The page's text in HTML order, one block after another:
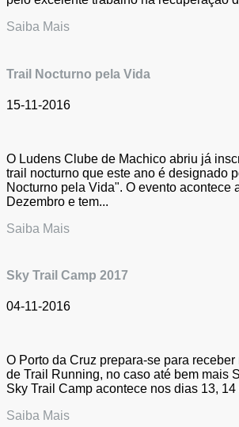
Saiba Mais
Trail Nocturno pela Vida
15-11-2016
O Ludens Clube de Machico abriu já
trail nocturno que este ano é designado
Nocturno pela Vida". O evento acontece
Dezembro e tem...
Saiba Mais
Sky Trail Camp 2017
04-11-2016
O Porto da Cruz prepara-se para receber
de Trail Running, no caso até bem mais
Sky Trail Camp acontece nos dias 13, 14
Saiba Mais